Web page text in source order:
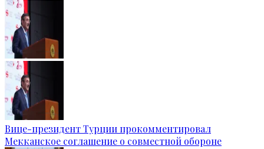
Вице-президент Турции прокомментировал
Мекканское соглашение о совместной обороне